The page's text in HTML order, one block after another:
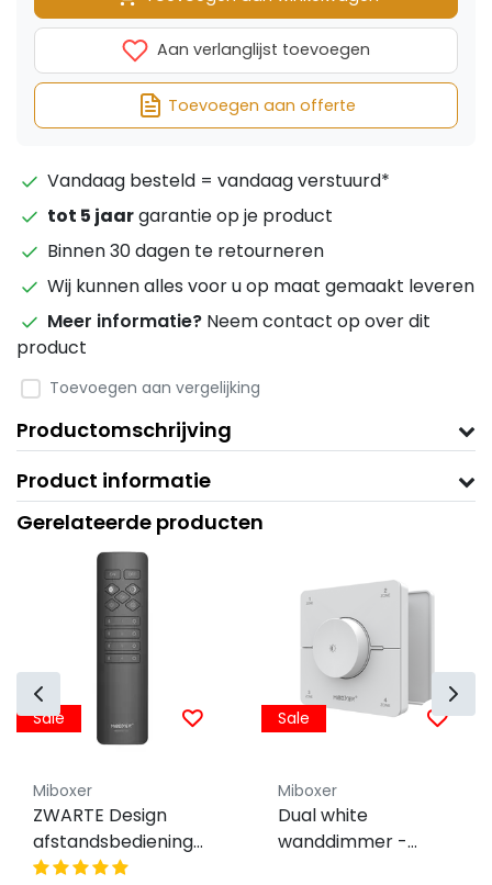
Aan verlanglijst toevoegen
Toevoegen aan offerte
Vandaag besteld = vandaag verstuurd*
tot 5 jaargarantie op je product
Binnen 30 dagen te retourneren
Wij kunnen alles voor u op maat gemaakt leveren
Meer informatie? Neem contact op over dit
product
Toevoegen aan vergelijking
Productomschrijving
Product informatie
Gerelateerde producten
Sale
Miboxer
ZWARTE Design
afstandsbediening
voor enkel kleurige /
Sale
Miboxer
Dual white
wanddimmer -